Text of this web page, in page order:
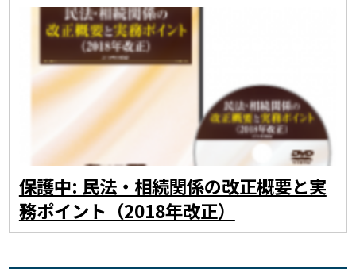
保護中: 民法・相続関係の改正概要と実
務ポイント（2018年改正）